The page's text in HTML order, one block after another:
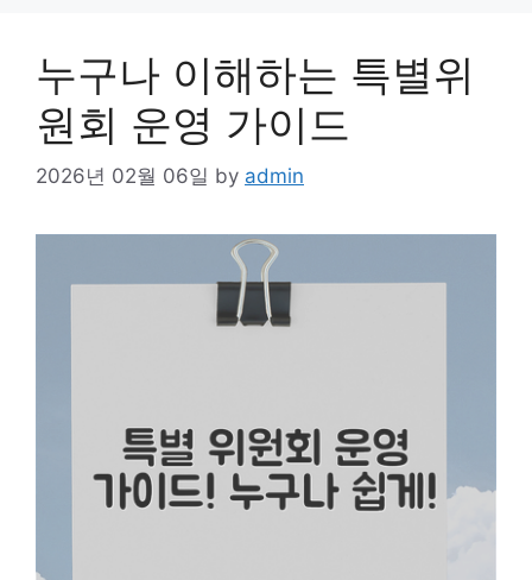
누구나 이해하는 특별위
원회 운영 가이드
2026년 02월 06일 by admin